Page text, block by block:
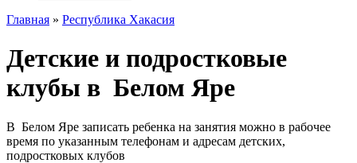
Главная » Республика Хакасия
Детские и подростковые
клубы в Белом Яре
В Белом Яре записать ребенка на занятия можно в рабочее
время по указанным телефонам и адресам детских,
подростковых клубов